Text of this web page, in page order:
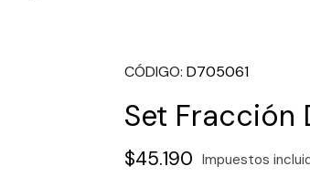
CÓDIGO D705061
Set Fracción
$45.190 Impuestos